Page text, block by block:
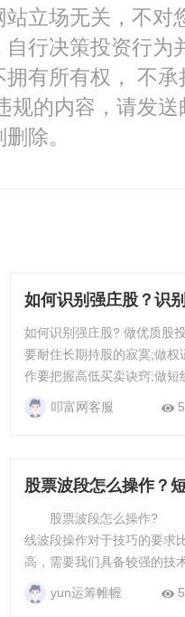
立场无关，不对
行决策投资行为
有所有权， 不
规的内容，请发
除。
如何识别强庄股？识
庄股有哪些技巧
如何识别强庄股? 做优质股投资
要耐住长期持股的寂寞;做权
作要把握高低买卖诀窍;做短
机要识别捕获庄家节奏和思
很多投资者喜欢做短线，以
叩富网客服
股票波段怎么操作？
波段操作要诀
股票波段怎么操作? 短
线波段操作对于技巧的要求
高，需要我们具备较强的技
析能力，对于新手来说，短
段操作并不适用，因此，新
yun运筹帷幄